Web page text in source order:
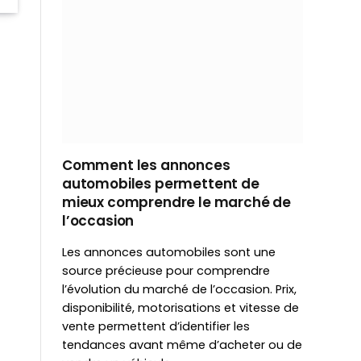
Comment les annonces
automobiles permettent de
mieux comprendre le marché de
l’occasion
Les annonces automobiles sont une
source précieuse pour comprendre
l’évolution du marché de l’occasion. Prix,
disponibilité, motorisations et vitesse de
vente permettent d’identifier les
tendances avant même d’acheter ou de